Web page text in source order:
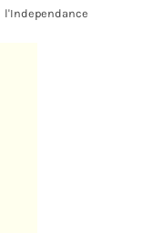
l'Independance